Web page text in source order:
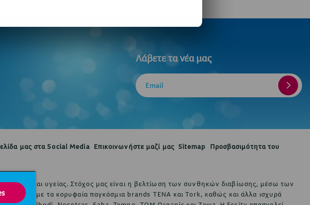
Λάβετε τα νέα μας
Email
μας στα Social Media Επικοινωνήστε μαζί μας Sitemap
Προσβασιμότητα του
και υγείας. Στόχος μας είναι η βελτίωση των συνθηκών διαβίωσης, μέσω των
χώρες με τα κορυφαία παγκόσμια brands TENA και Tork, καθώς και άλλα ισχυρά